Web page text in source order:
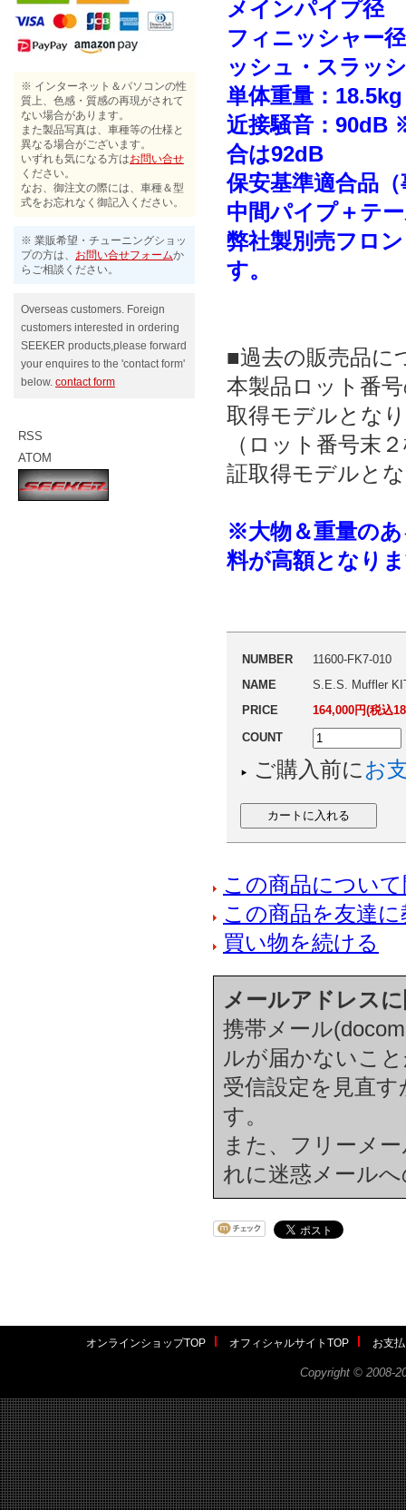
※ インターネット＆パソコンの性
質上、色感・質感の再現がされて
ない場合があります。
また製品写真は、車種等の仕様と
異なる場合がございます。
いずれも気になる方はお問い合せ
ください。
なお、御注文の際には、車種＆型
式をお忘れなく御記入ください。
※ 業販希望・チューニングショッ
プの方は、 お問い合せフォームか
らご相談ください。
Overseas customers. Foreign
customers interested in ordering
SEEKER products,please forward
your enquires to the 'contact form'
below. contact form
RSS
ATOM
メインパイプ径
フィニッシャー
ッシュ・スラッ
単体重量：18.5kg
近接騒音：90dB
合は92dB
保安基準適合品
中間パイプ＋テ
弊社製別売フロ
す。
■過去の販売品に
本製品ロット番
取得モデルとな
（ロット番号末
証取得モデルと
※大物＆重量の
料が高額となり
NUMBER
11600-FK7-010
NAME
S.E.S. Muffler
PRICE
164,000円(税込
COUNT
ご購入前にお
この商品につい
この商品を友達
買い物を続ける
メールアドレス
携帯メール
ルが届かないこ
受信設定を見直
す。
また、フリーメ
れに迷惑メール
オンラインショップTOP オフィシャルサイトTOP お支
Copyright © 2008-